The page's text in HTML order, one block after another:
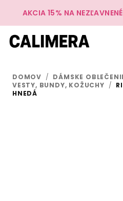
obsah
AKCIA 15% NA
DOMOV / DÁMSKE
VESTY, BUNDY, KOŽUCHY /
HNEDÁ